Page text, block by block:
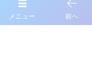
メニュー 前へ